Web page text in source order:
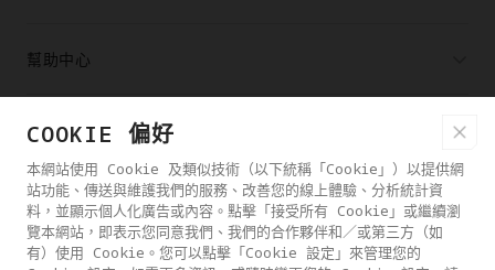
幫助中心
合作夥伴
購買通路
COOKIE 偏好
本網站使用 Cookie 及類似技術（以下統稱「Cookie」）以提供網
站功能、傳送與維護我們的服務、改善您的線上體驗、分析統計資
料，並顯示個人化廣告或內容。點擊「接受所有 Cookie」或繼續瀏
覽本網站，即表示您同意我們、我們的合作夥伴和／或第三方（如
有）使用 Cookie。您可以點擊「Cookie 設定」來管理您的